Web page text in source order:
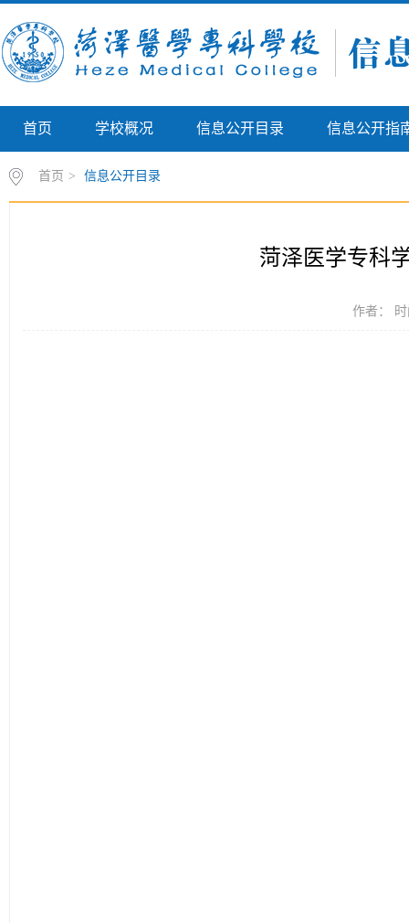
首页 学校概况 信息公开目录 信息公开指
首页 > 信息公开目录
菏泽医学专科
作者： 时